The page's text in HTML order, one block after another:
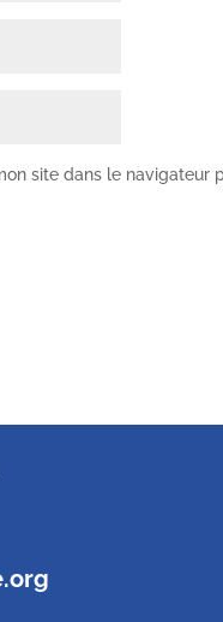
site dans le navigateur